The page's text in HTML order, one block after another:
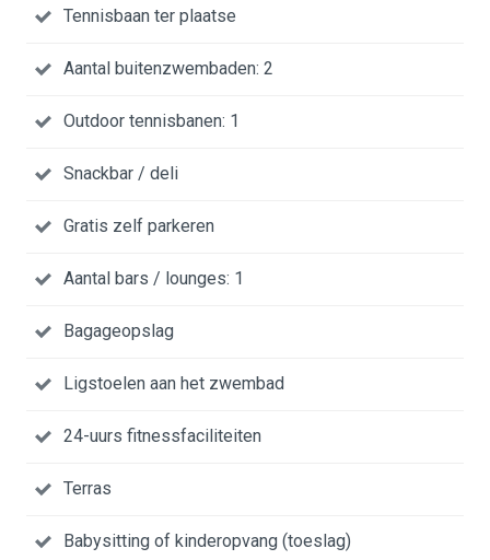
Tennisbaan ter plaatse
Aantal buitenzwembaden: 2
Outdoor tennisbanen: 1
Snackbar / deli
Gratis zelf parkeren
Aantal bars / lounges: 1
Bagageopslag
Ligstoelen aan het zwembad
24-uurs fitnessfaciliteiten
Terras
Babysitting of kinderopvang (toeslag)